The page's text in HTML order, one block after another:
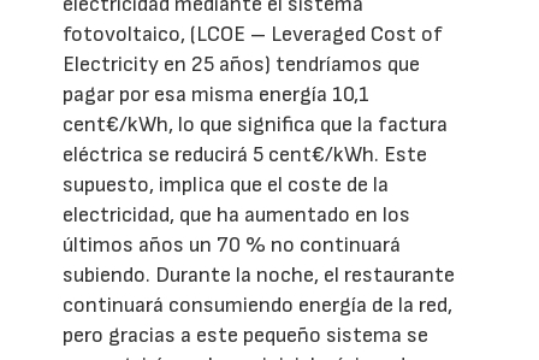
fotovoltaico, (LCOE – Leveraged Cost of
Electricity en 25 años) tendríamos que
pagar por esa misma energía 10,1
cent€/kWh, lo que significa que la factura
eléctrica se reducirá 5 cent€/kWh. Este
supuesto, implica que el coste de la
electricidad, que ha aumentado en los
últimos años un 70 % no continuará
subiendo. Durante la noche, el restaurante
continuará consumiendo energía de la red,
pero gracias a este pequeño sistema se